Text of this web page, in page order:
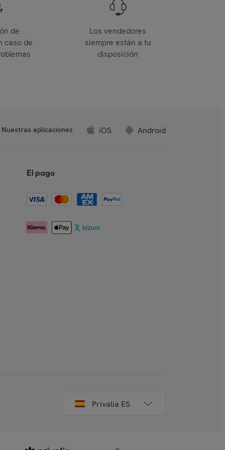
de
caso de
Los vendedores
siempre están a tu
disposición
Nuestras aplicaciones iOS Android
El pago
Privalia ES